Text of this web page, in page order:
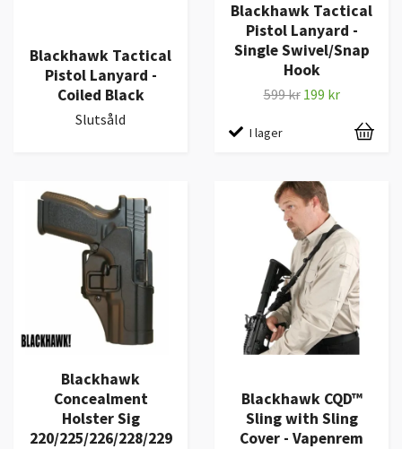
Blackhawk Tactical
Pistol Lanyard -
Coiled Black
Slutsåld
Blackhawk Tactical
Pistol Lanyard -
Single Swivel/Snap
Hook
599 kr 199 kr
I lager
Blackhawk
Concealment
Holster Sig
220/225/226/228/229
Blackhawk CQD™
Sling with Sling
Cover - Vapenrem